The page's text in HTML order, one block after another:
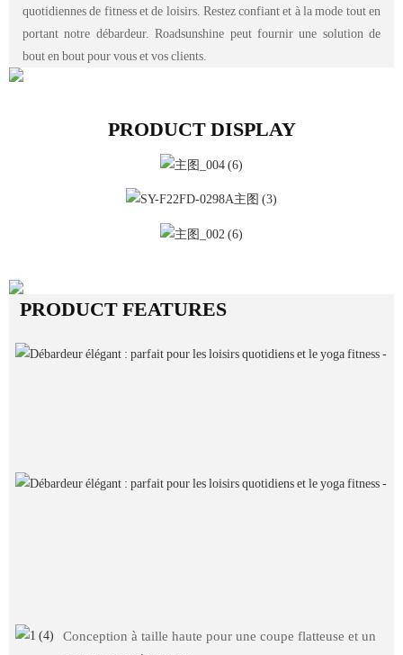
quotidiennes de fitness et de loisirs. Restez confiant et à la mode tout en
portant notre débardeur. Roadsunshine peut fournir une solution de
bout en bout pour vous et vos clients.
PRODUCT DISPLAY
PRODUCT FEATURES
Conception à taille haute pour une coupe flatteuse et un